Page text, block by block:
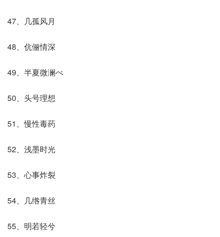
47、几孤风月
48、伉俪情深
49、半夏微澜ぺ
50、头号理想
51、慢性毒药
52、浅墨时光
53、心事炸裂
54、几绺青丝
55、明若轻兮